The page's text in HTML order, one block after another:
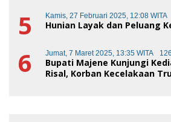
5 Kamis, 27 Februari 2025, 12:08 WITA
Hunian Layak dan Peluang
6 Jumat, 7 Maret 2025, 13:35 WITA
Bupati Majene Kunjungi
Risal, Korban Kecelakaan